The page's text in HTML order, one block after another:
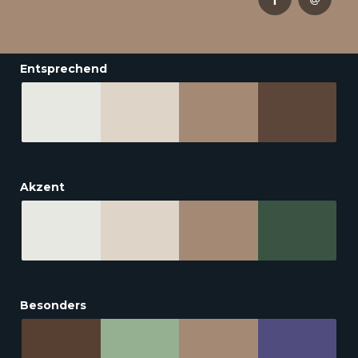
Entsprechend
Akzent
Besonders